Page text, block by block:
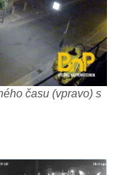
času (vpravo) s